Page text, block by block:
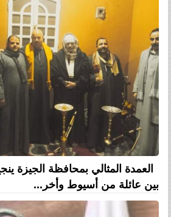
العمدة المثالي بمحافظة
بين عائلة من أسيوط وأخر...